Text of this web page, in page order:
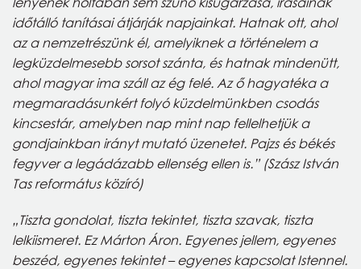
időtálló tanításai átjárják napjainkat. Hatnak ott, ahol
az a nemzetrészünk él, amelyiknek a történelem a
legküzdelmesebb sorsot szánta, és hatnak mindenütt,
ahol magyar ima száll az ég felé. Az ő hagyatéka a
megmaradásunkért folyó küzdelmünkben csodás
kincsestár, amelyben nap mint nap fellelhetjük a
gondjainkban irányt mutató üzenetet. Pajzs és békés
fegyver a legádázabb ellenség ellen is.” (Szász István
Tas református közíró)
„Tiszta gondolat, tiszta tekintet, tiszta szavak, tiszta
lelkiismeret. Ez Márton Áron. Egyenes jellem, egyenes
beszéd, egyenes tekintet – egyenes kapcsolat Istennel.